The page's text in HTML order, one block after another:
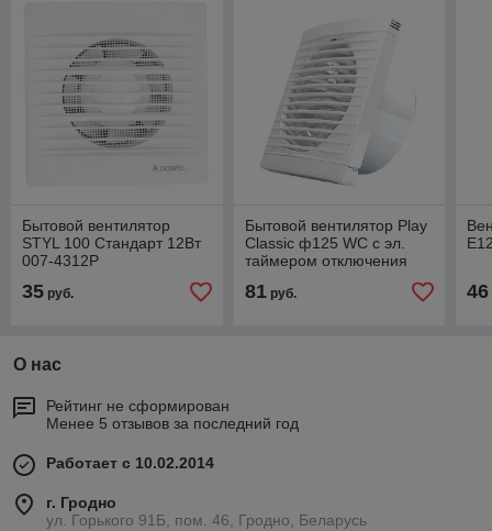
Бытовой вентилятор
STYL 100 Стандарт 12Вт
007-4312P
35 руб.
Бытовой вентилятор Play
Classic ф125 WС с эл.
таймером отключения
81руб. 46
О нас
Рейтинг не сформирован
Менее 5 отзывов за последний год
Работает с 10.02.2014
г. Гродно
ул. Горького 91Б, пом. 46, Гродно, Беларусь